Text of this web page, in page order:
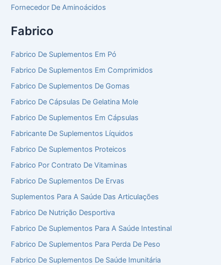
Fornecedor De Aminoácidos
Fabrico
Fabrico De Suplementos Em Pó
Fabrico De Suplementos Em Comprimidos
Fabrico De Suplementos De Gomas
Fabrico De Cápsulas De Gelatina Mole
Fabrico De Suplementos Em Cápsulas
Fabricante De Suplementos Líquidos
Fabrico De Suplementos Proteicos
Fabrico Por Contrato De Vitaminas
Fabrico De Suplementos De Ervas
Suplementos Para A Saúde Das Articulações
Fabrico De Nutrição Desportiva
Fabrico De Suplementos Para A Saúde Intestinal
Fabrico De Suplementos Para Perda De Peso
Fabrico De Suplementos De Saúde Imunitária